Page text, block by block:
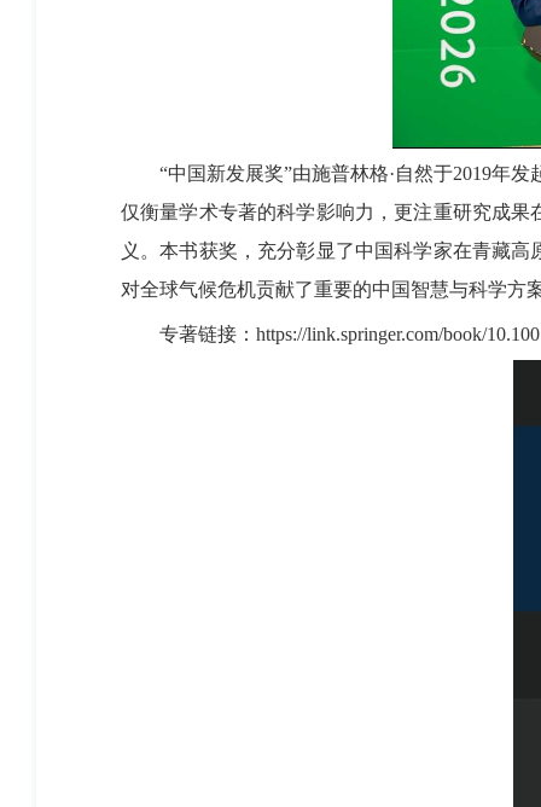
“中国新发展奖”由施普林格·自然于2019年发
仅衡量学术专著的科学影响力，更注重研究成
义。本书获奖，充分彰显了中国科学家在青藏
对全球气候危机贡献了重要的中国智慧与科学方
专著链接： https://link.springer.com/book/